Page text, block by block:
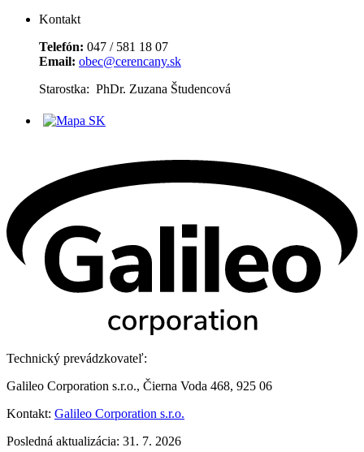
Kontakt
Telefón: 047 / 581 18 07
Email: obec@cerencany.sk
Starostka: PhDr. Zuzana Študencová
Technický prevádzkovateľ:
Galileo Corporation s.r.o., Čierna Voda 468, 925 06
Kontakt: Galileo Corporation s.r.o.
Posledná aktualizácia: 31. 7. 2026